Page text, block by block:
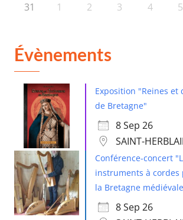
31 1 2 3 4 5
Évènements
Exposition "Reines et
de Bretagne"
8 Sep 26
SAINT-
Conférence-concert
instruments à cordes
la Bretagne
8 Sep 26